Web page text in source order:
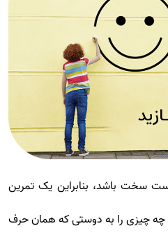
سخت باشد، بنابراین یک تمرین
چه چیزی را به دوستی که همان حرف